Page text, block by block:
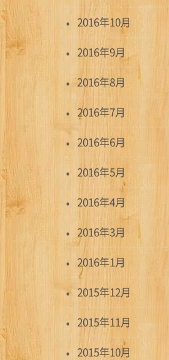
2016年10月
2016年9月
2016年8月
2016年7月
2016年6月
2016年5月
2016年4月
2016年3月
2016年1月
2015年12月
2015年11月
2015年10月